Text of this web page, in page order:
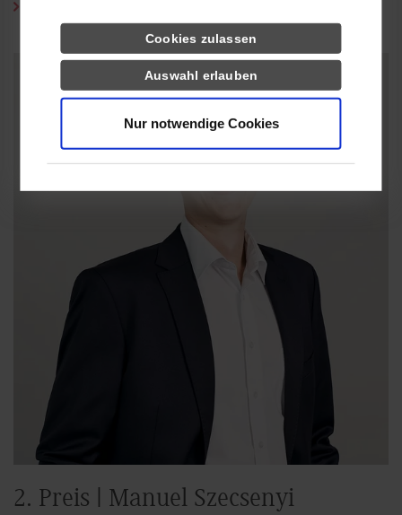
Cookies zulassen
Auswahl erlauben
Nur notwendige Cookies
Show larger version
2. Preis | Manuel Szecsenyi